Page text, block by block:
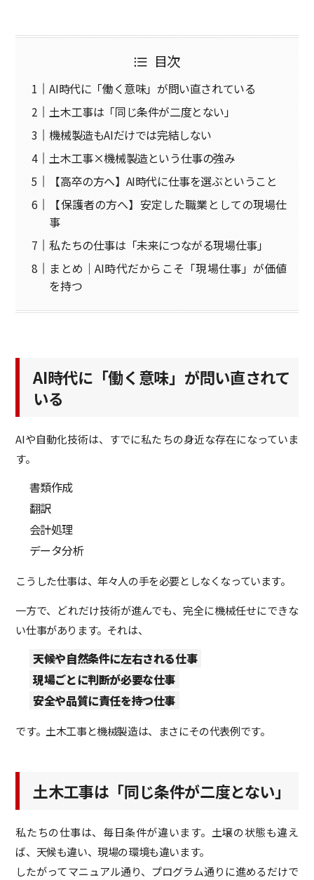
目次
AI時代に「働く意味」が問い直されている
土木工事は「同じ条件が二度とない」
機械製造もAIだけでは完結しない
土木工事×機械製造という仕事の強み
【高卒の方へ】AI時代に仕事を選ぶということ
【保護者の方へ】安定した職業としての現場仕
事
私たちの仕事は「未来につながる現場仕事」
まとめ｜AI時代だからこそ「現場仕事」が価値
を持つ
AI時代に「働く意味」が問い直されて
いる
AIや自動化技術は、すでに私たちの身近な存在になっていま
す。
書類作成
翻訳
会計処理
データ分析
こうした仕事は、年々人の手を必要としなくなっています。
一方で、どれだけ技術が進んでも、完全に機械任せにできな
い仕事があります。それは、
天候や自然条件に左右される仕事
現場ごとに判断が必要な仕事
安全や品質に責任を持つ仕事
です。土木工事と機械製造は、まさにその代表例です。
土木工事は「同じ条件が二度とない」
私たちの仕事は、毎日条件が違います。土壌の状態も違え
ば、天候も違い、現場の環境も違います。
したがってマニュアル通り、プログラム通りに進めるだけで